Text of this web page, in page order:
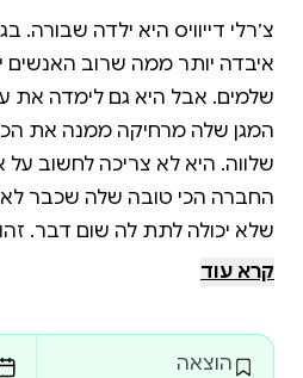
צ׳רלי דייוויס היא ילדה
איבדה יותר ממה שרוב האנשים
שלמים. אבל היא גם לימדה את
המגן שלה מרחיקה ממנה את
שלווה. היא לא צריכה לחשוב
החברה הכי טובה שלה שכבר
שלא יכולה לתת לה שום דבר.
גם מלא התקווה של צ׳רלי,
גלאזגו היא סופרת של רבי־מכר
ליותר מ־30 שפות. היא חיה
קרא עוד
הוצאה